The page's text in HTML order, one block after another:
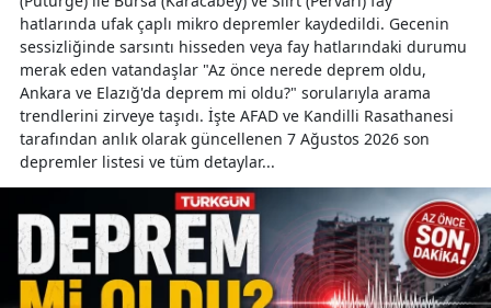
hatlarında ufak çaplı mikro depremler kaydedildi. Gecenin
sessizliğinde sarsıntı hisseden veya fay hatlarındaki durumu
merak eden vatandaşlar "Az önce nerede deprem oldu,
Ankara ve Elazığ'da deprem mi oldu?" sorularıyla arama
trendlerini zirveye taşıdı. İşte AFAD ve Kandilli Rasathanesi
tarafından anlık olarak güncellenen 7 Ağustos 2026 son
depremler listesi ve tüm detaylar...